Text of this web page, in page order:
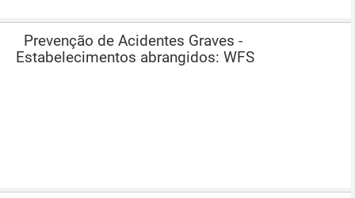
Prevenção de Acidentes Graves -
Estabelecimentos abrangidos: WFS